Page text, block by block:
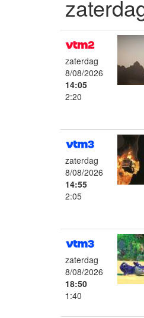
zaterdag
8/08/2026
14:05
2:20
zaterdag
8/08/2026
14:55
2:05
zaterdag
8/08/2026
18:50
1:40